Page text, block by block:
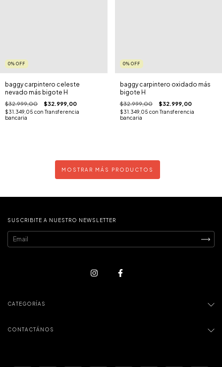
0% OFF
baggy carpintero celeste
nevado más bigote H
$32.999,00 $32.999,00
$31.349,05 con Transferencia
bancaria
0% OFF
baggy carpintero oxidado más
bigote H
$32.999,00 $32.999,00
$31.349,05 con Transferencia
bancaria
MOSTRAR MÁS PRODUCTOS
SUSCRIBITE A NUESTRO NEWSLETTER
CATEGORÍAS
CONTACTÁNOS